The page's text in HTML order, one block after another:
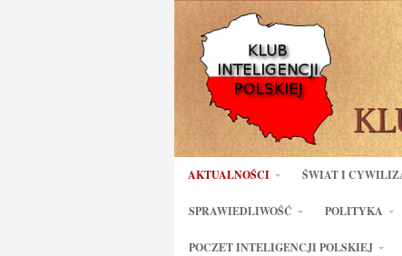
AKTUALNOŚCI ŚWIAT I
SPRAWIEDLIWOŚĆ POLITYKA
POCZET INTELIGENCJI POLSKIEJ